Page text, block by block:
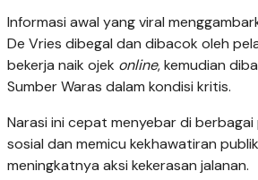
Informasi awal yang viral
De Vries dibegal dan dibacok oleh
bekerja naik ojek online, kemudian
Sumber Waras dalam kondisi kritis.
Narasi ini cepat menyebar di
sosial dan memicu kekhawatiran
meningkatnya aksi kekerasan jalanan.